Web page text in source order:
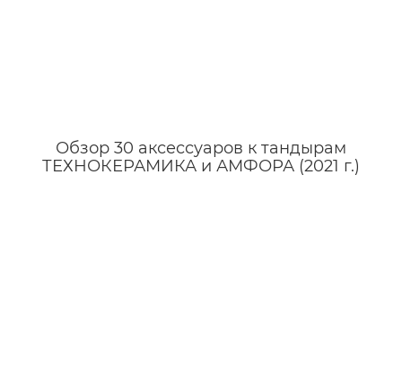
Обзор 30 аксессуаров к тандырам
ТЕХНОКЕРАМИКА и АМФОРА (2021 г.)